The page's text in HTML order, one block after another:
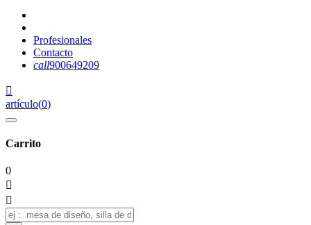
Profesionales
Contacto
call900649209

artículo(0)
Carrito
0

